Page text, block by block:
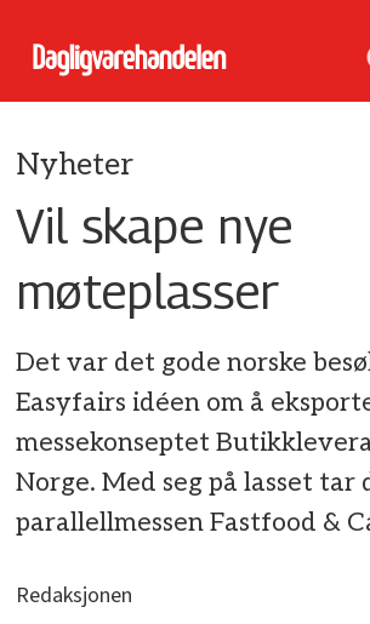
Nyheter
Vil skape nye
møteplasser
Det var det gode norske
Easyfairs idéen om å
messekonseptet
Norge. Med seg på lasset tar
parallellmessen Fastfood &
Redaksjonen